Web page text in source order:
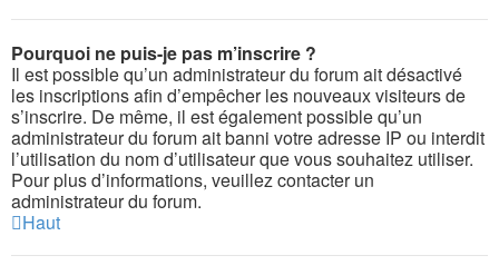
Pourquoi ne puis-je pas m’inscrire ?
Il est possible qu’un administrateur du forum ait désactivé
les inscriptions afin d’empêcher les nouveaux visiteurs de
s’inscrire. De même, il est également possible qu’un
administrateur du forum ait banni votre adresse IP ou interdit
l’utilisation du nom d’utilisateur que vous souhaitez utiliser.
Pour plus d’informations, veuillez contacter un
administrateur du forum.
Haut